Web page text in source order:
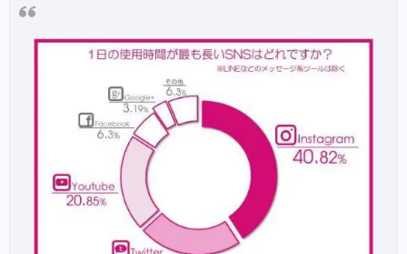
各SNSアカウントはこちら
ヘアアクセ等はBASEでも買えるようにな
りました
ご来店前のカルテの事前登録が時短でオス
スメ！
美容師の方にはこちらもオススメ。SNSプ
ロモーション特化型美容師オンラインサロ
ン【Routine 】メンバー募集中